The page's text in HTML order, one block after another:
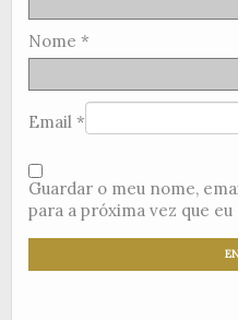
Nome *
Email *
Guardar o meu nome,
para a próxima vez que